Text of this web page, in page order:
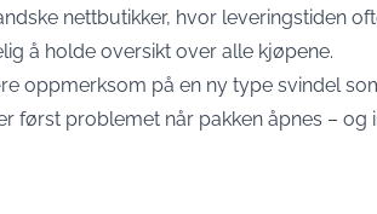
nettbutikker, hvor leveringstiden
å holde oversikt over alle kjøpene.
oppmerksom på en ny type svindel
først problemet når pakken åpnes – og